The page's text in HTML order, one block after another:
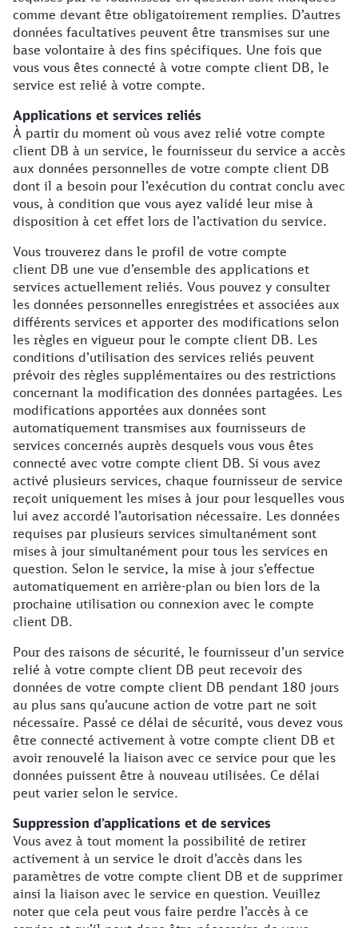
comme devant être obligatoirement remplies. D’autres
données facultatives peuvent être transmises sur une
base volontaire à des fins spécifiques. Une fois que
vous vous êtes connecté à votre compte client DB, le
service est relié à votre compte.
Applications et services reliés
À partir du moment où vous avez relié votre compte
client DB à un service, le fournisseur du service a accès
aux données personnelles de votre compte client DB
dont il a besoin pour l’exécution du contrat conclu avec
vous, à condition que vous ayez validé leur mise à
disposition à cet effet lors de l’activation du service.
Vous trouverez dans le profil de votre compte
client DB une vue d’ensemble des applications et
services actuellement reliés. Vous pouvez y consulter
les données personnelles enregistrées et associées aux
différents services et apporter des modifications selon
les règles en vigueur pour le compte client DB. Les
conditions d’utilisation des services reliés peuvent
prévoir des règles supplémentaires ou des restrictions
concernant la modification des données partagées. Les
modifications apportées aux données sont
automatiquement transmises aux fournisseurs de
services concernés auprès desquels vous vous êtes
connecté avec votre compte client DB. Si vous avez
activé plusieurs services, chaque fournisseur de service
reçoit uniquement les mises à jour pour lesquelles vous
lui avez accordé l’autorisation nécessaire. Les données
requises par plusieurs services simultanément sont
mises à jour simultanément pour tous les services en
question. Selon le service, la mise à jour s’effectue
automatiquement en arrière-plan ou bien lors de la
prochaine utilisation ou connexion avec le compte
client DB.
Pour des raisons de sécurité, le fournisseur d’un service
relié à votre compte client DB peut recevoir des
données de votre compte client DB pendant 180 jours
au plus sans qu’aucune action de votre part ne soit
nécessaire. Passé ce délai de sécurité, vous devez vous
être connecté activement à votre compte client DB et
avoir renouvelé la liaison avec ce service pour que les
données puissent être à nouveau utilisées. Ce délai
peut varier selon le service.
Suppression d’applications et de services
Vous avez à tout moment la possibilité de retirer
activement à un service le droit d’accès dans les
paramètres de votre compte client DB et de supprimer
ainsi la liaison avec le service en question. Veuillez
noter que cela peut vous faire perdre l’accès à ce